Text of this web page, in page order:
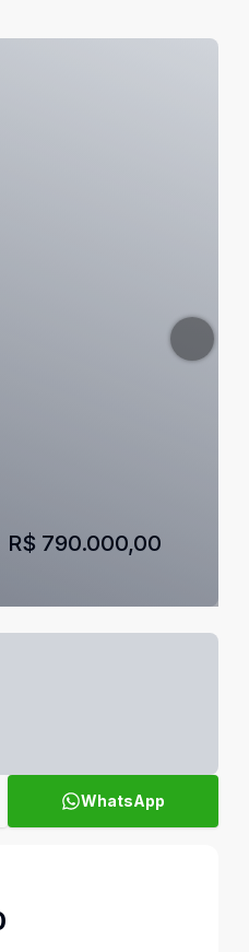
R$ 790.000,00
WhatsApp